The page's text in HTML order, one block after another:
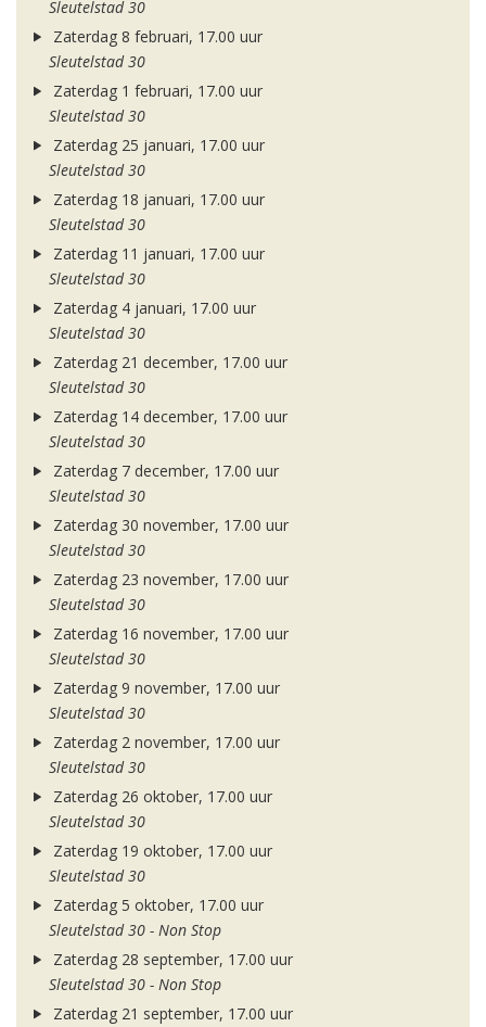
Sleutelstad 30
Zaterdag 8 februari, 17.00 uur
Sleutelstad 30
Zaterdag 1 februari, 17.00 uur
Sleutelstad 30
Zaterdag 25 januari, 17.00 uur
Sleutelstad 30
Zaterdag 18 januari, 17.00 uur
Sleutelstad 30
Zaterdag 11 januari, 17.00 uur
Sleutelstad 30
Zaterdag 4 januari, 17.00 uur
Sleutelstad 30
Zaterdag 21 december, 17.00 uur
Sleutelstad 30
Zaterdag 14 december, 17.00 uur
Sleutelstad 30
Zaterdag 7 december, 17.00 uur
Sleutelstad 30
Zaterdag 30 november, 17.00 uur
Sleutelstad 30
Zaterdag 23 november, 17.00 uur
Sleutelstad 30
Zaterdag 16 november, 17.00 uur
Sleutelstad 30
Zaterdag 9 november, 17.00 uur
Sleutelstad 30
Zaterdag 2 november, 17.00 uur
Sleutelstad 30
Zaterdag 26 oktober, 17.00 uur
Sleutelstad 30
Zaterdag 19 oktober, 17.00 uur
Sleutelstad 30
Zaterdag 5 oktober, 17.00 uur
Sleutelstad 30 - Non Stop
Zaterdag 28 september, 17.00 uur
Sleutelstad 30 - Non Stop
Zaterdag 21 september, 17.00 uur